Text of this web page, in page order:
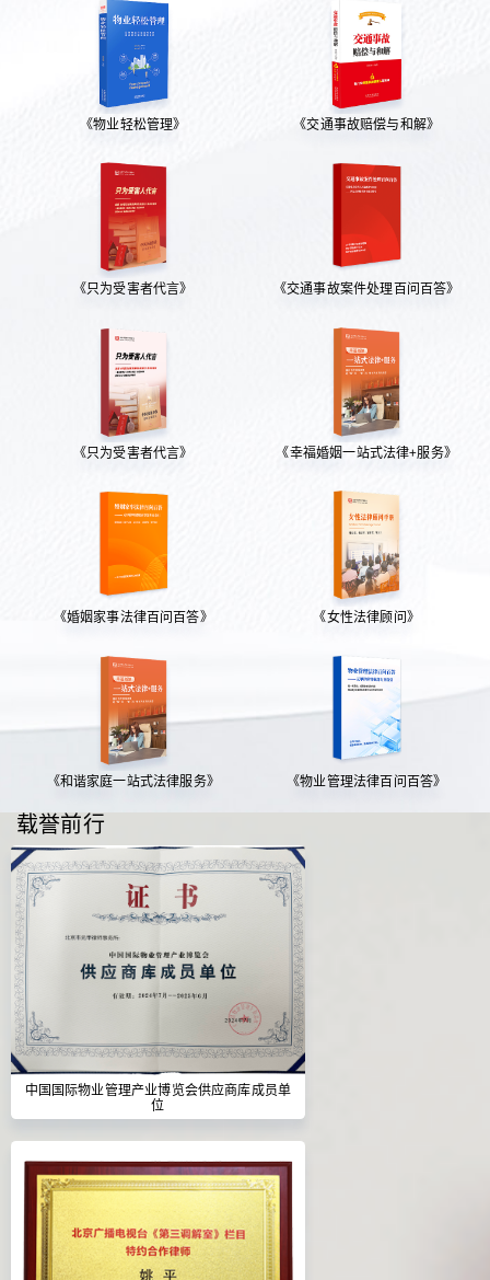
《物业轻松管理》 《交通事故赔偿与和解》
《只为受害者代言》 《交通事故案件处理百问百答》
《只为受害者代言》 《幸福婚姻一站式法律+服务》
《婚姻家事法律百问百答》 《女性法律顾问》
《和谐家庭一站式法律服务》 《物业管理法律百问百答》
载誉前行
中国国际物业管理产业博览会供应商库成员单
位